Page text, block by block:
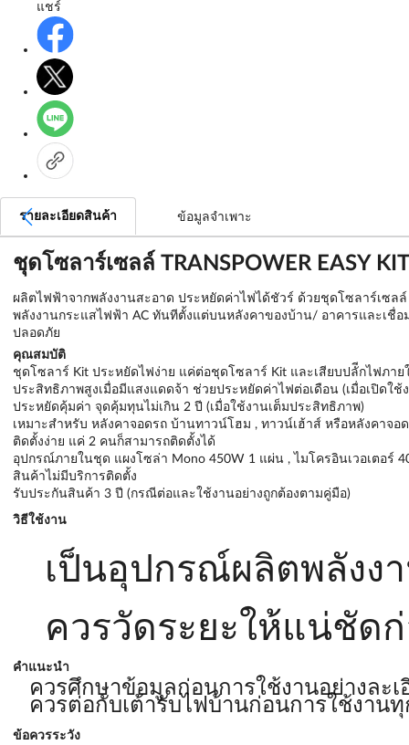
แชร์
รายละเอียดสินค้า ข้อมูลจำเพาะ
ชุดโซลาร์เซลล์ TRANSPOWER EASY
ผลิตไฟฟ้าจากพลังงานสะอาด ประหยัดค่าไฟได้ชัวร์ ด้วยชุดโซลาร์เซล
พลังงานกระแสไฟฟ้า AC ทันทีตั้งแต่บนหลังคาของบ้าน/ อาคารและเชื่
ปลอดภัย
คุณสมบัติ
ชุดโซลาร์ Kit ประหยัดไฟง่าย แค่ต่อชุดโซลาร์ Kit และเสียบปลัีกไฟภาย
ประสิทธิภาพสูงเมื่อมีแสงแดดจ้า ช่วยประหยัดค่าไฟต่อเดือน (เมื่อเปิดใ
ประหยัดคุ้มค่า จุดคุ้มทุนไม่เกิน 2 ปี (เมื่อใช้งานเต็มประสิทธิภาพ)
เหมาะสำหรับ หลังคาจอดรถ บ้านทาวน์โฮม , ทาวน์เฮ้าส์ หรือหลังคาจอ
ติดตั้งง่าย แค่ 2 คนก็สามารถติดตั้งได้
อุปกรณ์ภายในชุด แผงโซล่า Mono 450W 1 แผ่น , ไมโครอินเวอเตอร์
สินค้าไม่มีบริการติดตั้ง
รับประกันสินค้า 3 ปี (กรณีต่อและใช้งานอย่างถูกต้องตามคู่มือ)
วิธีใช้งาน
เป็นอุปกรณ์ผลิตพลังง
ควรวัดระยะให้แน่ชัด
คำแนะนำ
ควรศึกษาข้อมูลก่อนการใช้งานอย่างละเ
ควรต่อกับเต้ารับไฟบ้านก่อนการใช้งานทุ
ข้อควรระวัง